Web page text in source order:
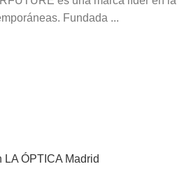
Fundada ...
ÓPTICA Madrid